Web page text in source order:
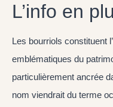
L’info en
Les bourriols constituent
emblématiques du
particulièrement ancrée
nom viendrait du terme